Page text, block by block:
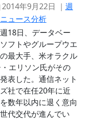
2014年9月22日 ｜ 週
ュース分析
18日、データベー
フトやグループウエ
最大手、米オラクル
エリソン氏がその
表した。通信ネット
社で在任20年に近
数年以内に退く意向
代交代が進んでい